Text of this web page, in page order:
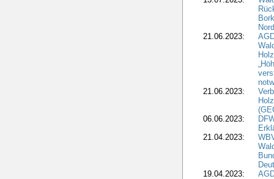
21.06.2023:
21.06.2023:
06.06.2023:
21.04.2023:
19.04.2023: